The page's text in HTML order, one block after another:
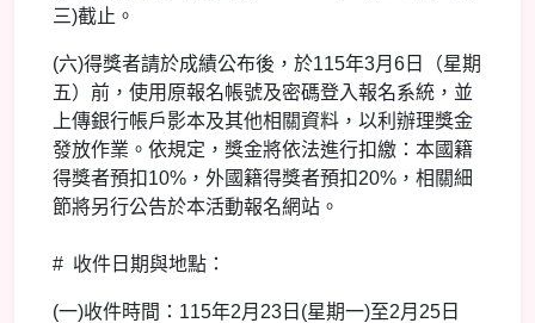
三)截止。
(六)得獎者請於成績公布後，於115年3月6日（星期
五）前，使用原報名帳號及密碼登入報名系統，並
上傳銀行帳戶影本及其他相關資料，以利辦理獎金
發放作業。依規定，獎金將依法進行扣繳：本國籍
得獎者預扣10%，外國籍得獎者預扣20%，相關細
節將另行公告於本活動報名網站。
# 收件日期與地點：
(一)收件時間：115年2月23日(星期一)至2月25日